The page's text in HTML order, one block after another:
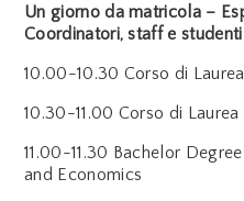
Un giorno da matricola –
Coordinatori, staff e
10.00-10.30 Corso di
10.30-11.00 Corso di
11.00-11.30 Bachelor
and Economics